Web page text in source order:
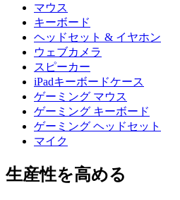
マウス
キーボード
ヘッドセット & イヤホン
ウェブカメラ
スピーカー
iPadキーボードケース
ゲーミング マウス
ゲーミング キーボード
ゲーミング ヘッドセット
マイク
生産性を高める